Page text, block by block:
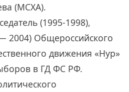
(МСХА).
(1995-1998),
2004) Общероссийского
движения «Нур»
в ГД ФС РФ.